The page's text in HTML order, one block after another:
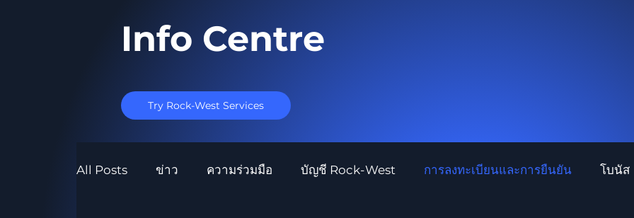
Info Centre
Try Rock-West Services
All Posts ข่าว ความร่วมมือ บัญชี Rock-West การลงทะเบียนและการยืนยัน โบนัส